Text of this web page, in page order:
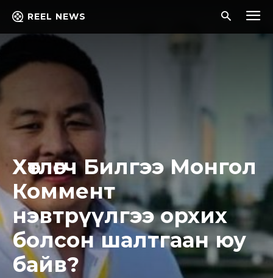
REEL NEWS
Хөтлөгч Билгээ Монгол
Коммент
нэвтрүүлгээ орхих
болсон шалтгаан юу
байв?